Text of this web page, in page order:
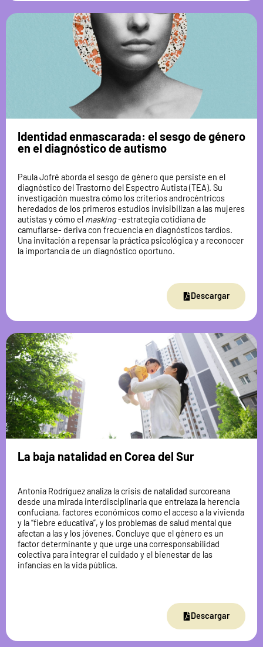
Identidad enmascarada: el sesgo de género
en el diagnóstico de autismo
Paula Jofré aborda el sesgo de género que persiste en el
diagnóstico del Trastorno del Espectro Autista (TEA). Su
investigación muestra cómo los criterios androcéntricos
heredados de los primeros estudios invisibilizan a las mujeres
autistas y cómo el masking-estrategia cotidiana de
camuflarse- deriva con frecuencia en diagnósticos tardíos.
Una invitación a repensar la práctica psicológica y a reconocer
la importancia de un diagnóstico oportuno.
Descargar
La baja natalidad en Corea del Sur
Antonia Rodríguez analiza la crisis de natalidad surcoreana
desde una mirada interdisciplinaria que entrelaza la herencia
confuciana, factores económicos como el acceso a la vivienda
y la “fiebre educativa”, y los problemas de salud mental que
afectan a las y los jóvenes. Concluye que el género es un
factor determinante y que urge una corresponsabilidad
colectiva para integrar el cuidado y el bienestar de las
infancias en la vida pública.
Descargar